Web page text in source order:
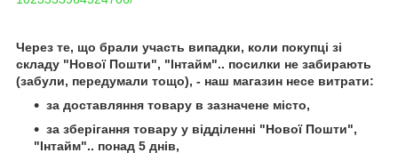
Через те, що брали участь випадки, коли покупці зі
складу "Нової Пошти", "Інтайм".. посилки не забирають
(забули, передумали тощо), - наш магазин несе витрати:
за доставляння товару в зазначене місто,
за зберігання товару у відділенні "Нової Пошти",
"Інтайм".. понад 5 днів,